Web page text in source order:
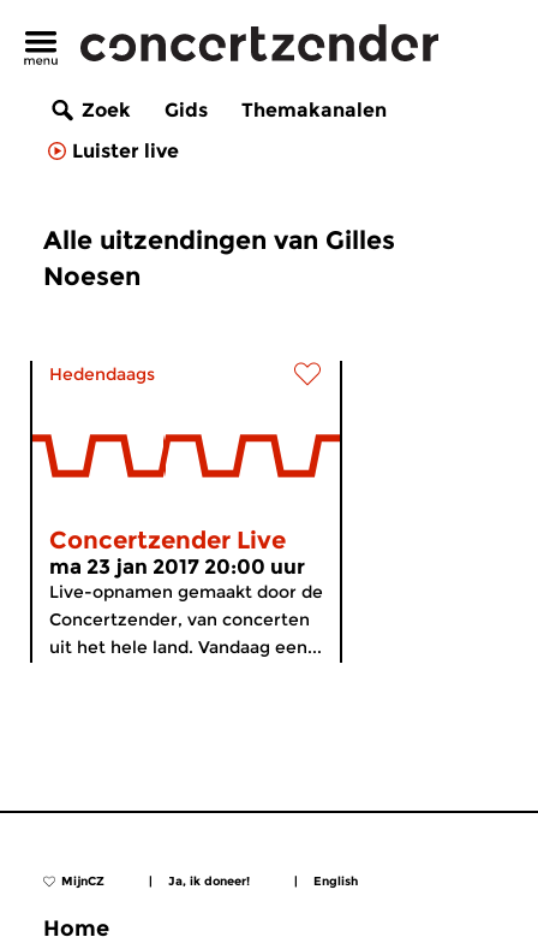
Zoek Gids
Themakanalen
Luister live
Alle uitzendingen van Gilles
Noesen
Hedendaags
Concertzender Live
ma 23 jan 2017 20:00 uur
Live-opnamen gemaakt door de
Concertzender, van concerten
uit het hele land. Vandaag een...
MijnCZ | Ja, ik doneer! | English
Home